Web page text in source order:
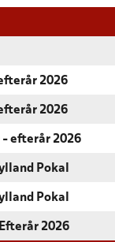
2026
2026
- efterår 2026
Pokal
Pokal
2026